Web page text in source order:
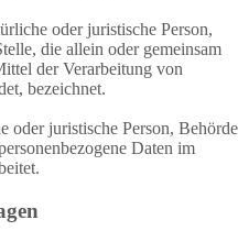
oder juristische Person,
die allein oder gemeinsam
der Verarbeitung von
bezeichnet.
oder juristische Person,
Daten im